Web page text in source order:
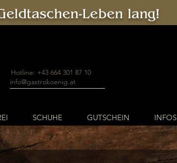
Leben lang!
Hotline: +43 664 301 87 10
info@gastrokoenig.at
SCHUHE GUTSCHEIN INFOS